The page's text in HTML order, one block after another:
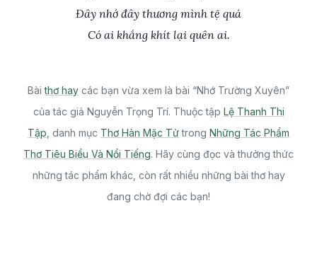
Đây nhớ đây thương mình tệ quá
Có ai khắng khít lại quên ai.
Bàithơ hay các bạn vừa xem là bài “Nhớ Trường Xuyên”
của tác giả Nguyễn Trọng Trí. Thuộc tập Lệ Thanh Thi
Tập , danh mục Thơ Hàn Mặc Tửtrong Những Tác Phẩm
Thơ Tiêu Biểu Và Nổi Tiếng. Hãy cùng đọc và thưởng thức
những tác phẩm khác, còn rất nhiều những bài thơ hay
đang chờ đợi các bạn!